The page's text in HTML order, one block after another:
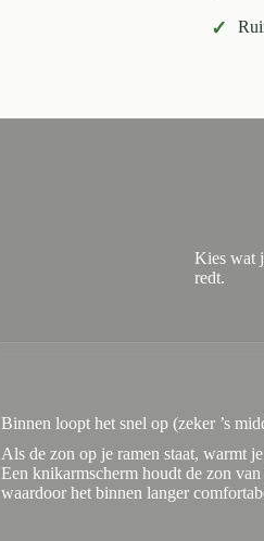
✓
Kies wat
redt.
Binnen loopt het snel op (zeker ’s
Als de zon op je ramen staat, warmt
Een knikarmscherm houdt de zon
waardoor het binnen langer